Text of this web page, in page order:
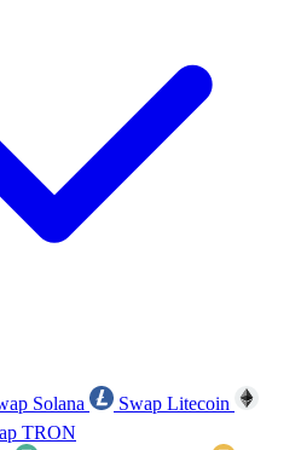
Solana
Swap Litecoin
TRON